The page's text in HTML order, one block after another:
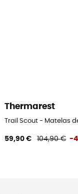
Thermarest
Trail Scout - Matelas
59,90 € 104,90 € -